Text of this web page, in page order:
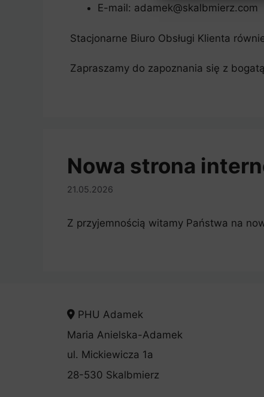
E-mail: adamek@skalbmierz.com
Stacjonarne Biuro Obsługi Klienta
Zapraszamy do zapoznania się z
Nowa strona
21.05.2026
Z przyjemnością witamy Państwa na
PHU Adamek
Maria Anielska-Adamek
ul. Mickiewicza 1a
28-530 Skalbmierz